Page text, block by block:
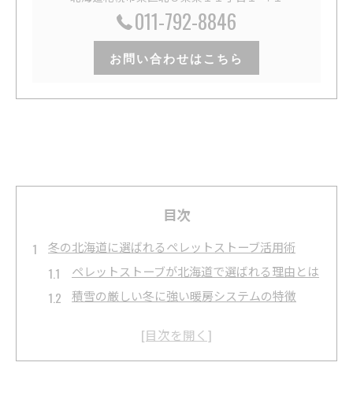
011-792-8846
お問い合わせはこちら
目次
冬の北海道に選ばれるペレットストーブ活用術
ペレットストーブが北海道で選ばれる理由とは
積雪の厳しい冬に強い暖房システムの特徴
自然エネルギー活用でエコな冬の暮らしを実現